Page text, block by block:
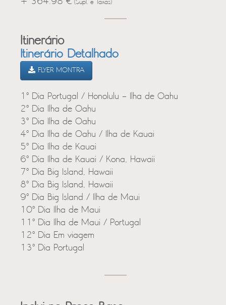
(Supl. e Taxas)
Itinerário
Itinerário Detalhado
FLYER MONTRA
1º Dia Portugal / Honolulu – Ilha de Oahu
2º Dia Ilha de Oahu
3º Dia Ilha de Oahu
4º Dia Ilha de Oahu / Ilha de Kauai
5º Dia Ilha de Kauai
6º Dia Ilha de Kauai / Kona, Hawaii
7º Dia Big Island, Hawaii
8º Dia Big Island, Hawaii
9º Dia Big Island / Ilha de Maui
10º Dia Ilha de Maui
11º Dia Ilha de Maui / Portugal
12º Dia Em viagem
13º Dia Portugal